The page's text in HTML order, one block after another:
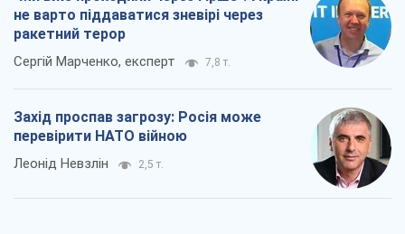
не варто піддаватися зневірі через
ракетний терор
Сергій Марченко, експерт 7,8 т.
Захід проспав загрозу: Росія може
перевірити НАТО війною
Леонід Невзлін 2,5 т.